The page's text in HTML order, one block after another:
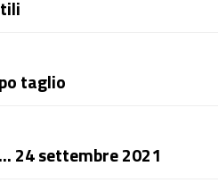
taglio
24 settembre 2021